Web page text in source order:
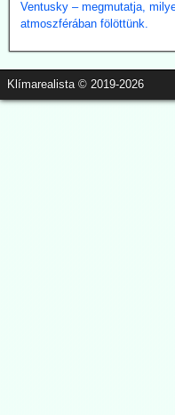
Ventusky – megmutatja,
atmoszférában fölöttünk.
Klímarealista © 2019-2026